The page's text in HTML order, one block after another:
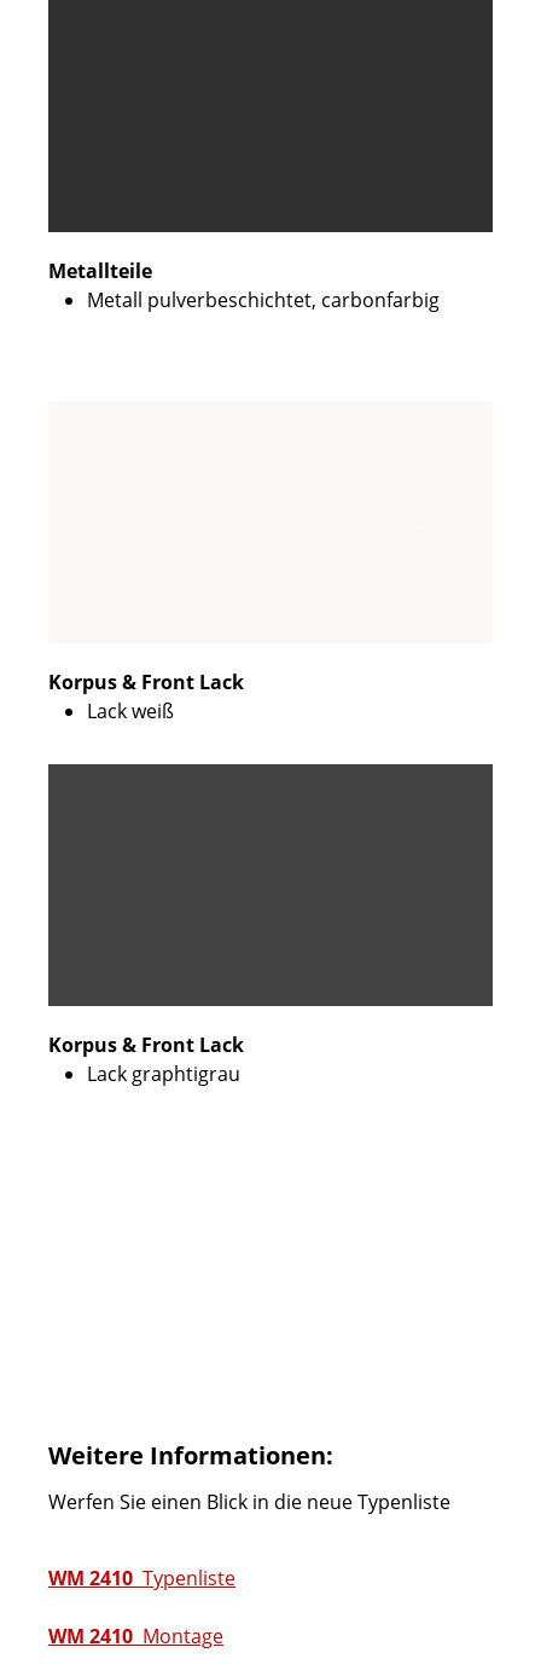
Metallteile
Metall pulverbeschichtet, carbonfarbig
Korpus & Front Lack
Lack weiß
Korpus & Front Lack
Lack graphtigrau
Weitere Informationen:
Werfen Sie einen Blick in die neue Typenliste
WM 2410 Typenliste
WM 2410 Montage